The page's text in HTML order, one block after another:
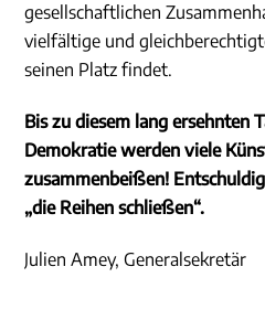
gesellschaftlichen
vielfältige und
seinen Platz findet.
Bis zu diesem lang ersehnten
Demokratie werden viele
zusammenbeißen!
„die Reihen schließen“.
Julien Amey, Generalsekretär